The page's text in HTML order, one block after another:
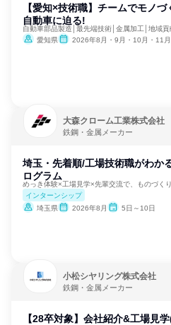
【愛知×技術職】チームでモノ
自動車に迫る!
自動車部品製造│最先端技術│金属加工│地域貢
愛知県
2026年8月・9月・10月・11
大森クローム工業株式会社
鉄鋼・金属メーカー
埼玉・先着順/工場技術職がわか
ログラム
めっき体験×工場見学×先輩交流で、ものづく
インターンシップ
埼玉県
2026年8月 5日～10日
小松シヤリング株式会社
鉄鋼・金属メーカー
【28卒対象】会社紹介&工場見